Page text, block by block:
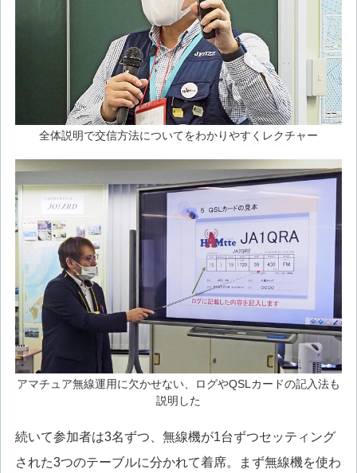
全体説明で交信方法についてをわかりやすくレクチャー
アマチュア無線運用に欠かせない、ログやQSLカードの記入法も
説明した
続いて参加者は3名ずつ、無線機が1台ずつセッティング
された3つのテーブルに分かれて着席。まず無線機を使わ